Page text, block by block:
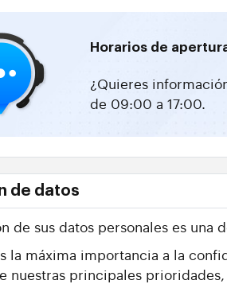
Horarios de
¿Quieres
de 09:00 a 17:00.
de datos
de sus datos personales es una
la máxima importancia a la
nuestras principales